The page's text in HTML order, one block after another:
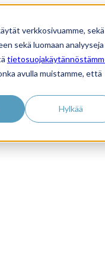
verkkosivuamme, sekä
sekä luomaan analyyseja
avulla muistamme, että
Hylkää